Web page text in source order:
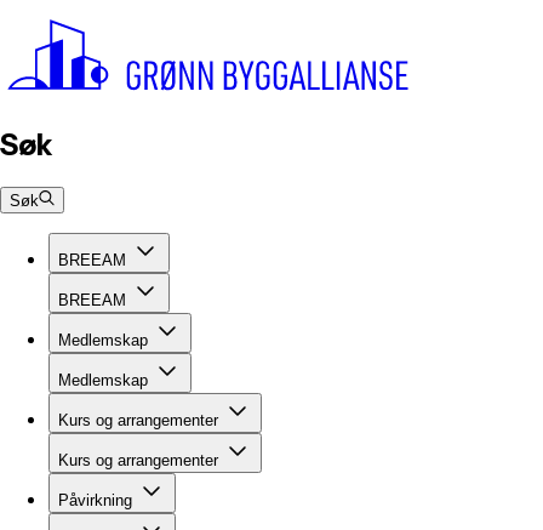
Søk
Søk
BREEAM
BREEAM
Medlemskap
Medlemskap
Kurs og arrangementer
Kurs og arrangementer
Påvirkning